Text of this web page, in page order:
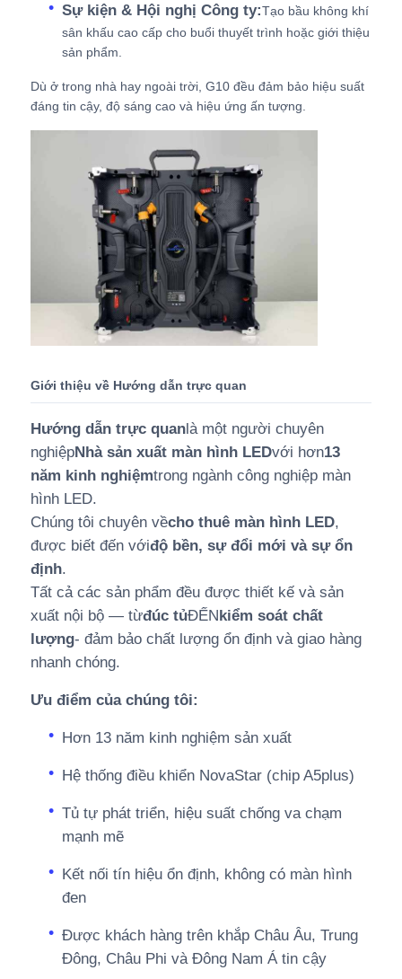
Sự kiện & Hội nghị Công ty:Tạo bầu không khí
sân khấu cao cấp cho buổi thuyết trình hoặc giới thiệu
sản phẩm.
Dù ở trong nhà hay ngoài trời, G10 đều đảm bảo hiệu suất
đáng tin cậy, độ sáng cao và hiệu ứng ấn tượng.
Giới thiệu về Hướng dẫn trực quan
Hướng dẫn trực quanlà một người chuyên
nghiệpNhà sản xuất màn hình LEDvới hơn13
năm kinh nghiệmtrong ngành công nghiệp màn
hình LED.
Chúng tôi chuyên vềcho thuê màn hình LED,
được biết đến vớiđộ bền, sự đổi mới và sự ổn
định.
Tất cả các sản phẩm đều được thiết kế và sản
xuất nội bộ — từđúc tủĐẾNkiểm soát chất
lượng- đảm bảo chất lượng ổn định và giao hàng
nhanh chóng.
Ưu điểm của chúng tôi:
Hơn 13 năm kinh nghiệm sản xuất
Hệ thống điều khiển NovaStar (chip A5plus)
Tủ tự phát triển, hiệu suất chống va chạm
mạnh mẽ
Kết nối tín hiệu ổn định, không có màn hình
đen
Được khách hàng trên khắp Châu Âu, Trung
Đông, Châu Phi và Đông Nam Á tin cậy